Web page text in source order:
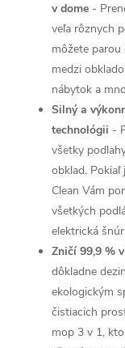
v dome -
veľa rôznych
môžete parou
medzi
nábytok a
Silný a
technológii -
všetky
obklad.
Clean Vám
všetkých
elektrická
Zničí 99,9 %
dôkladne
ekologickým
čistiacich
mop 3 v 1,